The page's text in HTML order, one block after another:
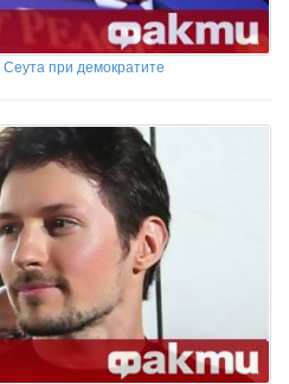
при демократите